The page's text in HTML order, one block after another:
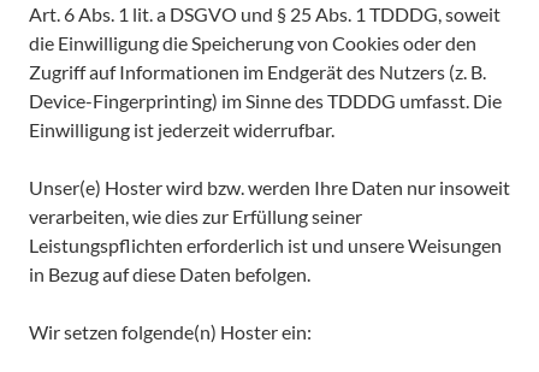
Art. 6 Abs. 1 lit. a DSGVO und § 25 Abs. 1 TDDDG, soweit
die Einwilligung die Speicherung von Cookies oder den
Zugriff auf Informationen im Endgerät des Nutzers (z. B.
Device-Fingerprinting) im Sinne des TDDDG umfasst. Die
Einwilligung ist jederzeit widerrufbar.
Unser(e) Hoster wird bzw. werden Ihre Daten nur insoweit
verarbeiten, wie dies zur Erfüllung seiner
Leistungspflichten erforderlich ist und unsere Weisungen
in Bezug auf diese Daten befolgen.
Wir setzen folgende(n) Hoster ein: